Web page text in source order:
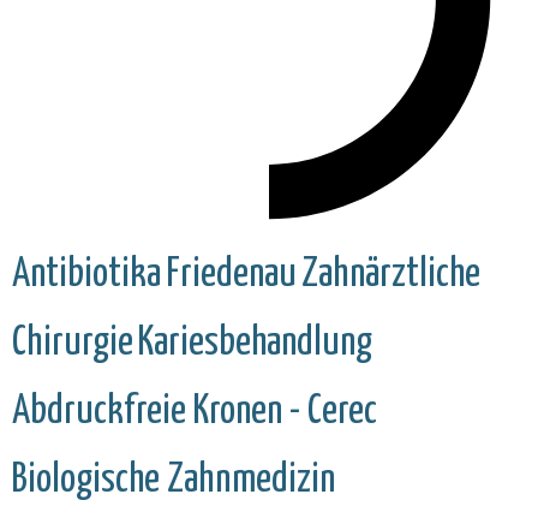
Antibiotika Friedenau Zahnärztliche
Chirurgie Kariesbehandlung
Abdruckfreie Kronen - Cerec
Biologische Zahnmedizin